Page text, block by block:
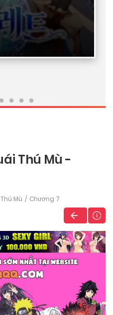
Thú Mù -
Mù Chương 7